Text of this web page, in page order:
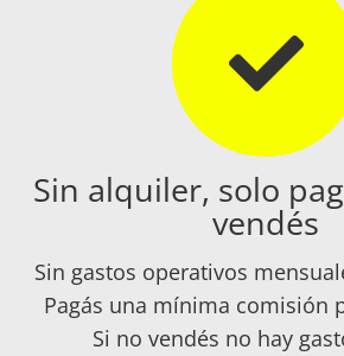
Sin alquiler, solo
vendés
Sin gastos operativos
Pagás una mínima comisión
Si no vendés no hay